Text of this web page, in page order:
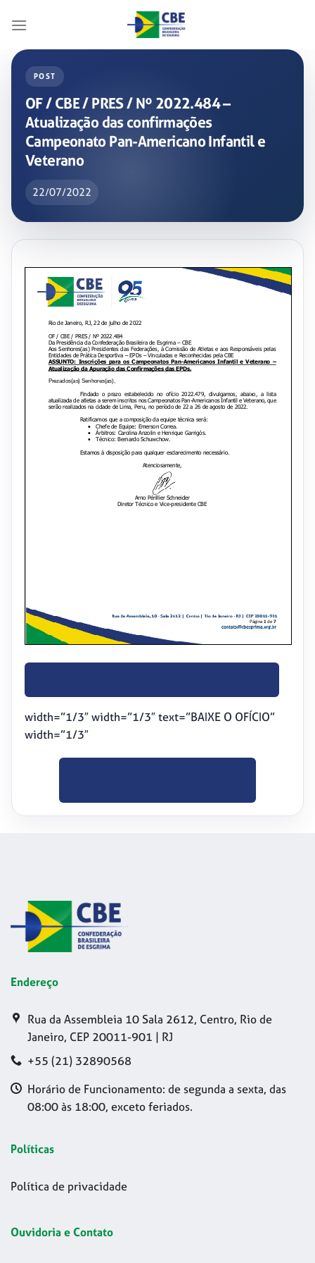
POST
OF / CBE / PRES / Nº 2022.484 –
Atualização das confirmações
Campeonato Pan-Americano Infantil e
Veterano
22/07/2022
width=”1/3″ width=”1/3″ text=”BAIXE O OFÍCIO”
width=”1/3″
Endereço
Rua da Assembleia 10 Sala 2612, Centro, Rio de
Janeiro, CEP 20011-901 | RJ
+55 (21) 32890568
Horário de Funcionamento: de segunda a sexta, das
08:00 às 18:00, exceto feriados.
Políticas
Política de privacidade
Ouvidoria e Contato